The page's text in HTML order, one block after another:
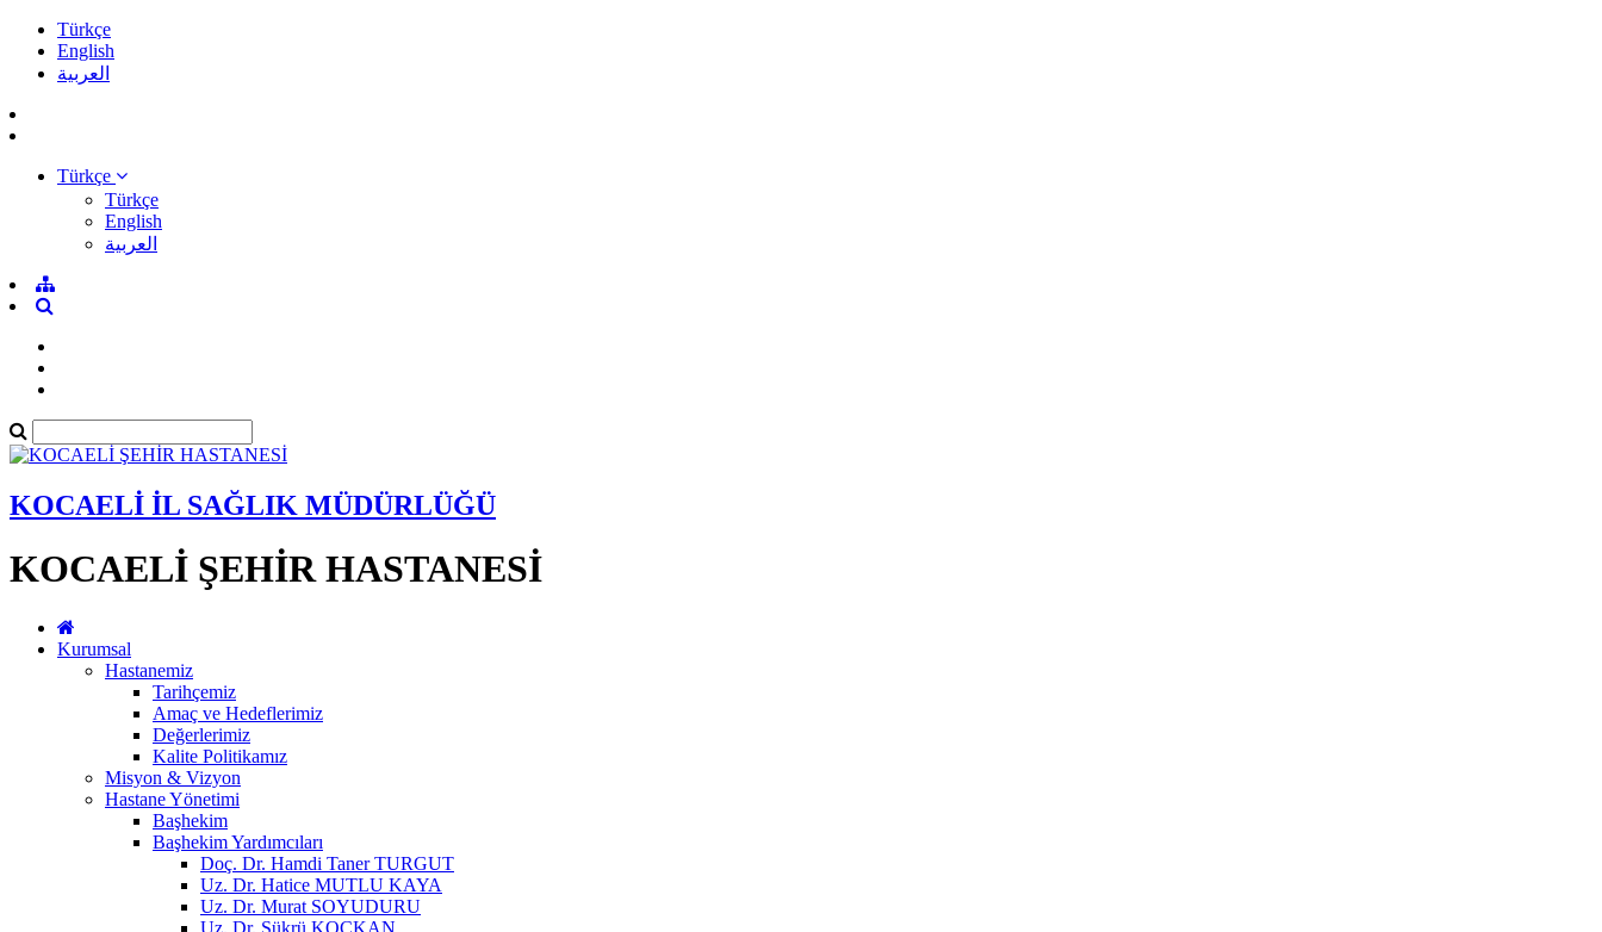
Türkçe
English
العربية
Türkçe
Türkçe
English
العربية
KOCAELİ İL SAĞLIK MÜDÜRLÜĞÜ
KOCAELİ ŞEHİR HASTANESİ
Kurumsal
Hastanemiz
Tarihçemiz
Amaç ve Hedeflerimiz
Değerlerimiz
Kalite Politikamız
Misyon & Vizyon
Hastane Yönetimi
Başhekim
Başhekim Yardımcıları
Doç. Dr. Hamdi Taner TURGUT
Uz. Dr. Hatice MUTLU KAYA
Uz. Dr. Murat SOYUDURU
Uz. Dr. Şükrü KOÇKAN